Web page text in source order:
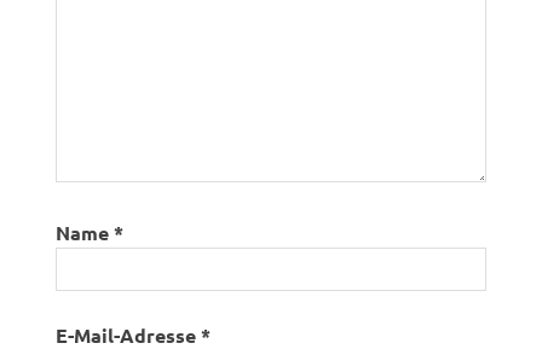
Name*
E-Mail-Adresse*